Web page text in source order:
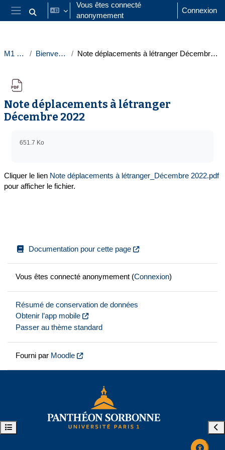
Passer au contenu principal
Panneau latéral
Activer/désactiver la saisie de recherche
Vous êtes connecté
anonymement
Connexion
Ouvrir l’index du cours
M1 UA Bienvenue Note déplacements à létranger Décembre 2022
Note déplacements à létranger
Décembre 2022
651.7 Ko
Cliquer le lien Note déplacements à létranger_Décembre 2022.pdf
pour afficher le fichier.
Documentation pour cette page
Vous êtes connecté anonymement (Connexion)
Résumé de conservation de données
Obtenir l’app mobile
Passer au thème standard
Fourni par Moodle